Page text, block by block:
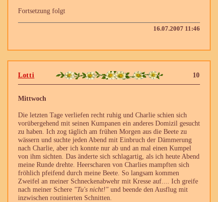
Fortsetzung folgt
16.07.2007 11:46
10
Lotti
Mittwoch
Die letzten Tage verliefen recht ruhig und Charlie schien sich
vorübergehend mit seinen Kumpanen ein anderes Domizil gesucht
zu haben. Ich zog täglich am frühen Morgen aus die Beete zu
wässern und suchte jeden Abend mit Einbruch der Dämmerung
nach Charlie, aber ich konnte nur ab und an mal einen Kumpel
von ihm sichten. Das änderte sich schlagartig, als ich heute Abend
meine Runde drehte. Heerscharen von Charlies mampften sich
fröhlich pfeifend durch meine Beete. So langsam kommen
Zweifel an meiner Schneckenabwehr mit Kresse auf.... Ich greife
nach meiner Schere "Tu's nicht!" und beende den Ausflug mit
inzwischen routinierten Schnitten.